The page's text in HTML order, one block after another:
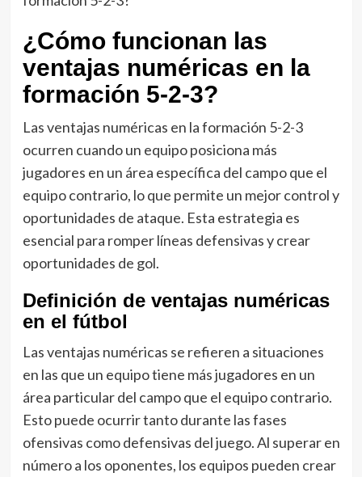
¿Cómo funcionan las
ventajas numéricas en la
formación 5-2-3?
Las ventajas numéricas en la formación 5-2-3
ocurren cuando un equipo posiciona más
jugadores en un área específica del campo que el
equipo contrario, lo que permite un mejor control y
oportunidades de ataque. Esta estrategia es
esencial para romper líneas defensivas y crear
oportunidades de gol.
Definición de ventajas numéricas
en el fútbol
Las ventajas numéricas se refieren a situaciones
en las que un equipo tiene más jugadores en un
área particular del campo que el equipo contrario.
Esto puede ocurrir tanto durante las fases
ofensivas como defensivas del juego. Al superar en
número a los oponentes, los equipos pueden crear